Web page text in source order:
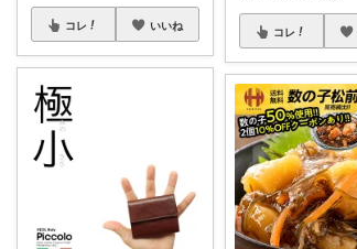
コレ いいね
コレ